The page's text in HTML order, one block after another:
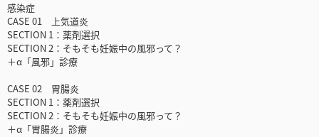
感染症
CASE 01 上気道炎
SECTION 1：薬剤選択
SECTION 2：そもそも妊娠中の風邪って？
＋α「風邪」診療
CASE 02 胃腸炎
SECTION 1：薬剤選択
SECTION 2：そもそも妊娠中の風邪って？
＋α「胃腸炎」診療